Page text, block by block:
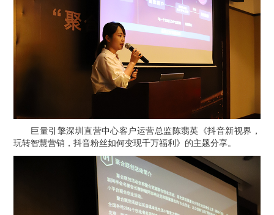
巨量引擎深圳直营中心客户运营总监陈翡英 《抖音新视界，
玩转智慧营销，抖音粉丝如何变现千万福利》的主题分享。